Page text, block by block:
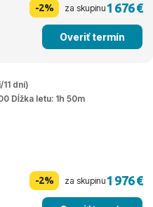
-2% za skupinu1 676 €
Overiť termín
11 dní)
Dĺžka letu: 1h 50m
-2% za skupinu1 976 €